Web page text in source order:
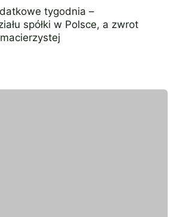
tygodnia –
spółki w Polsce, a zwrot